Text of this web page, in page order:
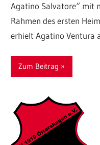
Agatino Salvatore“ mit
Rahmen des ersten
erhielt Agatino Ventura
Zum Beitrag